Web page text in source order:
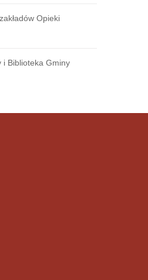
Opieki
i Biblioteka Gminy